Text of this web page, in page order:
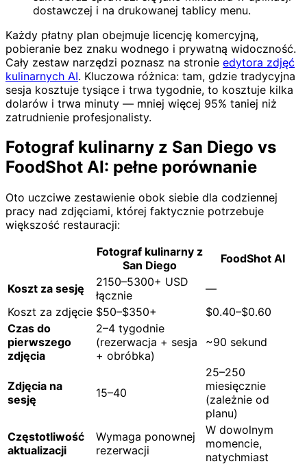
dostawczej i na drukowanej tablicy menu.
Każdy płatny plan obejmuje licencję komercyjną,
pobieranie bez znaku wodnego i prywatną widoczność.
Cały zestaw narzędzi poznasz na stronie edytora zdjęć
kulinarnych AI. Kluczowa różnica: tam, gdzie tradycyjna
sesja kosztuje tysiące i trwa tygodnie, to kosztuje kilka
dolarów i trwa minuty — mniej więcej 95% taniej niż
zatrudnienie profesjonalisty.
Fotograf kulinarny z San Diego vs
FoodShot AI: pełne porównanie
Oto uczciwe zestawienie obok siebie dla codziennej
pracy nad zdjęciami, której faktycznie potrzebuje
większość restauracji:
Fotograf kulinarny z
San Diego
FoodShot AI
Koszt za sesję
2150–5300+ USD
łącznie
—
Koszt za zdjęcie $50–$350+
$0.40–$0.60
Czas do
pierwszego
zdjęcia
2–4 tygodnie
(rezerwacja + sesja
+ obróbka)
~90 sekund
Zdjęcia na
sesję
15–40
25–250
miesięcznie
(zależnie od
planu)
Częstotliwość
aktualizacji
Wymaga ponownej
rezerwacji
W dowolnym
momencie,
natychmiast